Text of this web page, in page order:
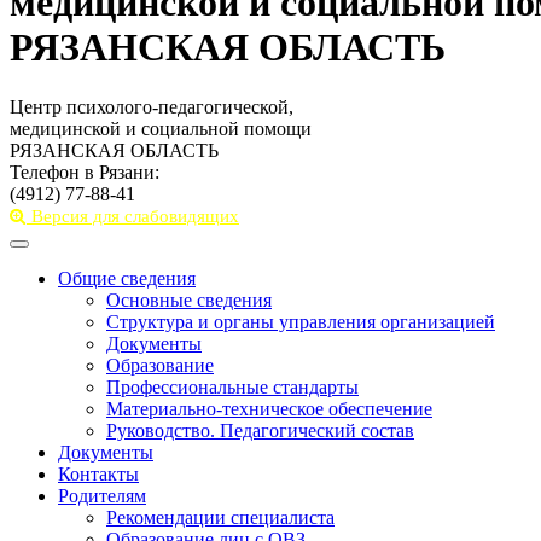
РЯЗАНСКАЯ ОБЛАСТЬ
Центр психолого-педагогической,
медицинской и социальной помощи
РЯЗАНСКАЯ ОБЛАСТЬ
Телефон в Рязани:
(4912) 77-88-41
Версия для слабовидящих
Toggle
navigationОбщие сведения
Основные сведения
Структура и органы управления организацией
Документы
Образование
Профессиональные стандарты
Материально-техническое обеспечение
Руководство. Педагогический состав
Документы
Контакты
Родителям
Рекомендации специалиста